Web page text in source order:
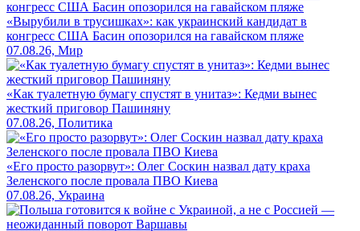
«Вырубили в трусишках»: как украинский кандидат в
конгресс США Басин опозорился на гавайском пляже
07.08.26, Мир
«Как туалетную бумагу спустят в унитаз»: Кедми вынес
жесткий приговор Пашиняну
07.08.26, Политика
«Его просто разорвут»: Олег Соскин назвал дату краха
Зеленского после провала ПВО Киева
07.08.26, Украина